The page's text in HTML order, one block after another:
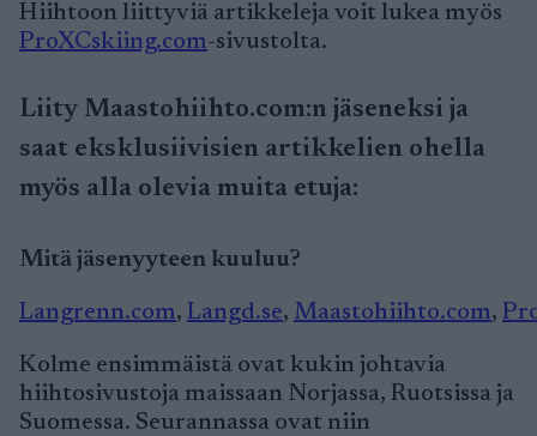
Hiihtoon liittyviä artikkeleja voit lukea myös
ProXCskiing.com-sivustolta.
Liity Maastohiihto.com:n jäseneksi ja
saat eksklusiivisien artikkelien ohella
myös alla olevia muita etuja:
Mitä jäsenyyteen kuuluu?
Langrenn.com, Langd.se, Maastohiihto.com,
Kolme ensimmäistä ovat kukin johtavia
hiihtosivustoja maissaan Norjassa, Ruotsissa ja
Suomessa. Seurannassa ovat niin